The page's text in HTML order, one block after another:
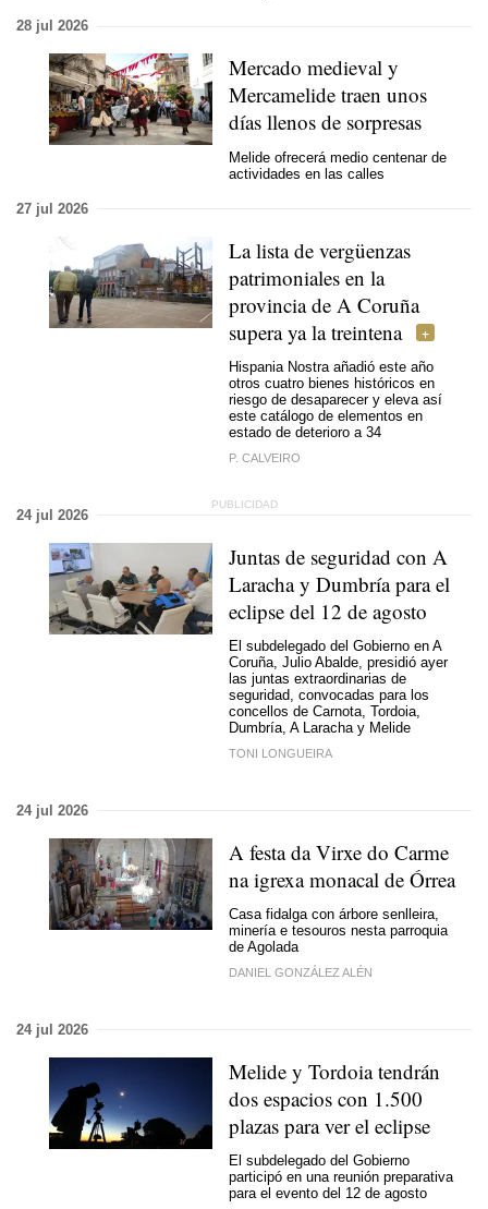
28 jul 2026
Mercado medieval y
Mercamelide traen unos
días llenos de sorpresas
Melide ofrecerá medio centenar de
actividades en las calles
27 jul 2026
La lista de vergüenzas
patrimoniales en la
provincia de A Coruña
supera ya la treintena
Hispania Nostra añadió este año
otros cuatro bienes históricos en
riesgo de desaparecer y eleva así
este catálogo de elementos en
estado de deterioro a 34
P. CALVEIRO
24 jul 2026
Juntas de seguridad con A
Laracha y Dumbría para el
eclipse del 12 de agosto
El subdelegado del Gobierno en A
Coruña, Julio Abalde, presidió ayer
las juntas extraordinarias de
seguridad, convocadas para los
concellos de Carnota, Tordoia,
Dumbría, A Laracha y Melide
TONI LONGUEIRA
24 jul 2026
A festa da Virxe do Carme
na igrexa monacal de Órrea
Casa fidalga con árbore senlleira,
minería e tesouros nesta parroquia
de Agolada
DANIEL GONZÁLEZ ALÉN
24 jul 2026
Melide y Tordoia tendrán
dos espacios con 1.500
plazas para ver el eclipse
El subdelegado del Gobierno
participó en una reunión preparativa
para el evento del 12 de agosto